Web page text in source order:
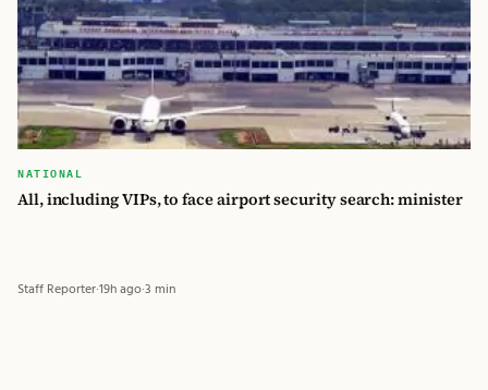
NATIONAL
All, including VIPs, to face airport security search: minister
Staff Reporter·19h ago·3 min